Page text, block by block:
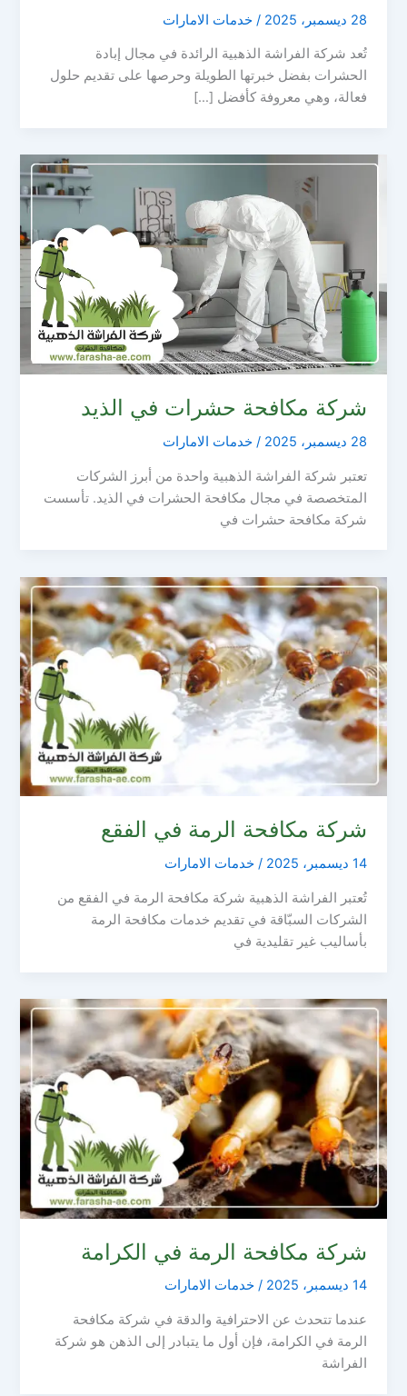
28 ديسمبر، 2025 /خدمات الامارات
تُعد شركة الفراشة الذهبية الرائدة في مجال إبادة
الحشرات بفضل خبرتها الطويلة وحرصها على تقديم حلول
فعالة، وهي معروفة كأفضل […]
شركة مكافحة حشرات في الذيد
28 ديسمبر، 2025 /خدمات الامارات
تعتبر شركة الفراشة الذهبية واحدة من أبرز الشركات
المتخصصة في مجال مكافحة الحشرات في الذيد. تأسست
شركة مكافحة حشرات في
شركة مكافحة الرمة في الفقع
14 ديسمبر، 2025 /خدمات الامارات
تُعتبر الفراشة الذهبية شركة مكافحة الرمة في الفقع من
الشركات السبّاقة في تقديم خدمات مكافحة الرمة
بأساليب غير تقليدية في
شركة مكافحة الرمة في الكرامة
14 ديسمبر، 2025 /خدمات الامارات
عندما تتحدث عن الاحترافية والدقة في شركة مكافحة
الرمة في الكرامة، فإن أول ما يتبادر إلى الذهن هو شركة
الفراشة